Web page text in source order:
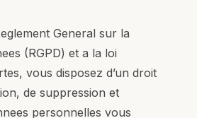
General sur la
(RGPD) et a la loi
vous disposez d’un droit
de suppression et
personnelles vous